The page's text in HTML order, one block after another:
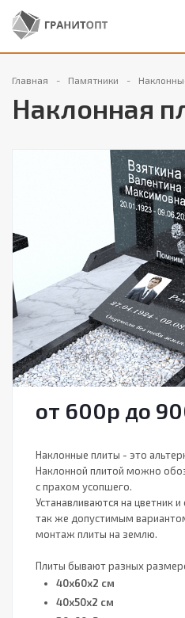
Главная Памятники
Наклонная
от 600р до
Наклонные плиты - это
Наклонной плитой можно
с прахом усопшего.
Устанавливаются на цветник
так же допустимым
монтаж плиты на землю.
Плиты бывают разных
40х60х2 см
40х50х2 см